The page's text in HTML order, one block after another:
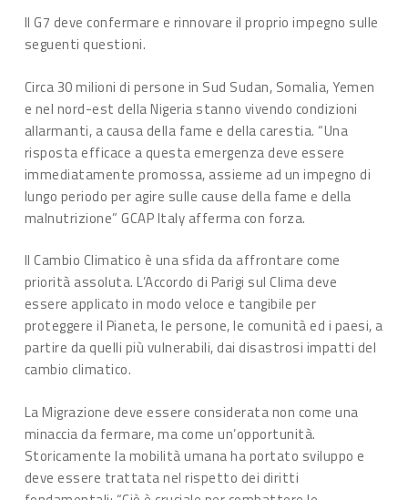
Il G7 deve confermare e rinnovare il proprio impegno sulle
seguenti questioni.
Circa 30 milioni di persone in Sud Sudan, Somalia, Yemen
e nel nord-est della Nigeria stanno vivendo condizioni
allarmanti, a causa della fame e della carestia. “Una
risposta efficace a questa emergenza deve essere
immediatamente promossa, assieme ad un impegno di
lungo periodo per agire sulle cause della fame e della
malnutrizione” GCAP Italy afferma con forza.
Il Cambio Climatico è una sfida da affrontare come
priorità assoluta. L’Accordo di Parigi sul Clima deve
essere applicato in modo veloce e tangibile per
proteggere il Pianeta, le persone, le comunità ed i paesi, a
partire da quelli più vulnerabili, dai disastrosi impatti del
cambio climatico.
La Migrazione deve essere considerata non come una
minaccia da fermare, ma come un’opportunità.
Storicamente la mobilità umana ha portato sviluppo e
deve essere trattata nel rispetto dei diritti